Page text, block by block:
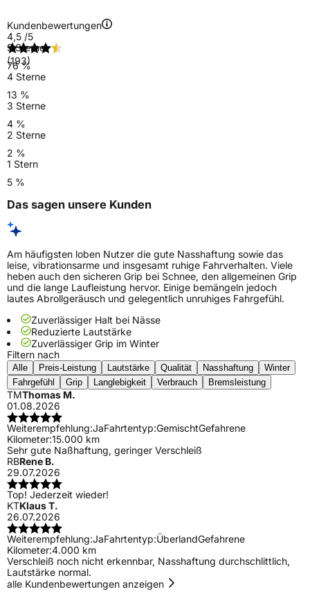
Kundenbewertungen
4,5 /5
(193)
5 Sterne
76 %
4 Sterne
13 %
3 Sterne
4 %
2 Sterne
2 %
1 Stern
5 %
Das sagen unsere Kunden
Am häufigsten loben Nutzer die gute Nasshaftung sowie das
leise, vibrationsarme und insgesamt ruhige Fahrverhalten. Viele
heben auch den sicheren Grip bei Schnee, den allgemeinen Grip
und die lange Laufleistung hervor. Einige bemängeln jedoch
lautes Abrollgeräusch und gelegentlich unruhiges Fahrgefühl.
Zuverlässiger Halt bei Nässe
Reduzierte Lautstärke
Zuverlässiger Grip im Winter
Filtern nach
Alle Preis-Leistung Lautstärke Qualität Nasshaftung
Winter
Fahrgefühl
Grip Langlebigkeit Verbrauch Bremsleistung
TMThomas M.
01.08.2026
Weiterempfehlung:JaFahrtentyp:GemischtGefahrene
Kilometer:15.000 km
Sehr gute Naßhaftung, geringer Verschleiß
RBRene B.
29.07.2026
Top! Jederzeit wieder!
KTKlaus T.
26.07.2026
Weiterempfehlung:JaFahrtentyp:ÜberlandGefahrene
Kilometer:4.000 km
Verschleiß noch nicht erkennbar, Nasshaftung durchschlittlich,
Lautstärke normal.
alle Kundenbewertungen anzeigen